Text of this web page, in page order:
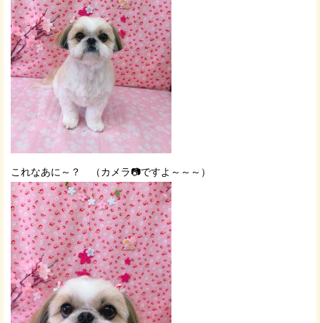
これなあに～？ （カメラ📷ですよ～～～）